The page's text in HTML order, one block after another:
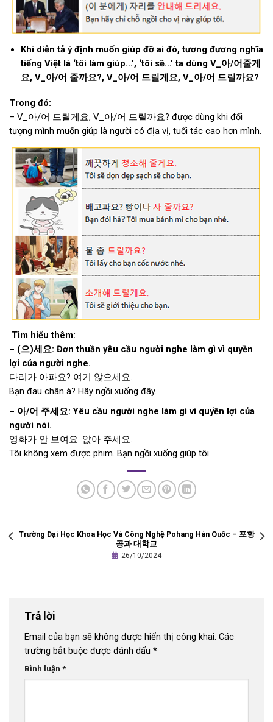
Khi diễn tả ý định muốn giúp đỡ ai đó, tương đương nghĩa
tiếng Việt là ‘tôi làm giúp…’, ‘tôi sẽ…’ ta dùng V_ 아/어줄게
요, V_ 아/어 줄까요?, V_ 아/어 드릴게요, V_ 아/어 드릴까요?
Trong đó:
– V_아/어 드릴게요, V_아/어 드릴까요? được dùng khi đối
tượng mình muốn giúp là người có địa vị, tuổi tác cao hơn mình.
Tìm hiểu thêm:
– (으)세요: Đơn thuần yêu cầu người nghe làm gì vì quyền
lợi của người nghe.
다리가 아파요? 여기 앉으세요.
Bạn đau chân à? Hãy ngồi xuống đây.
– 아/어 주세요: Yêu cầu người nghe làm gì vì quyền lợi của
người nói.
영화가 안 보여요. 앉아 주세요.
Tôi không xem được phim. Bạn ngồi xuống giúp tôi.
Trường Đại Học Khoa Học Và Công Nghệ Pohang Hàn Quốc – 포항
공과 대학교
26/10/2024
Trả lời
Email của bạn sẽ không được hiển thị công khai. Các
trường bắt buộc được đánh dấu *
Bình luận *